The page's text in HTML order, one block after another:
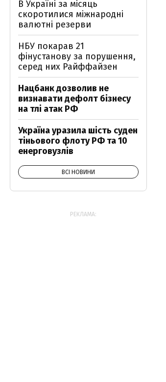
В Україні за місяць
скоротилися міжнародні
валютні резерви
НБУ покарав 21
фінустанову за порушення,
серед них Райффайзен
Нацбанк дозволив не
визнавати дефолт бізнесу
на тлі атак РФ
Україна уразила шість суден
тіньового флоту РФ та 10
енерговузлів
ВСІ НОВИНИ
РЕКЛАМА: